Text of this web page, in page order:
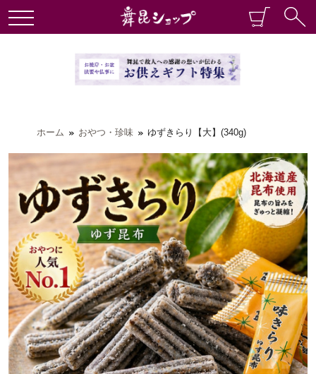
ホーム おやつ・珍味 ゆずきらり【大】(340g)